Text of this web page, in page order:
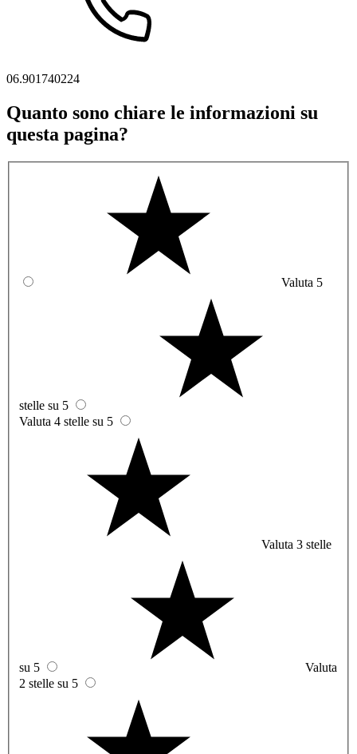
06.901740224
Quanto sono chiare le informazioni su
questa pagina?
Valuta 5
stelle su 5
Valuta 4 stelle su 5
Valuta 3 stelle
su 5
Valuta
2 stelle su 5